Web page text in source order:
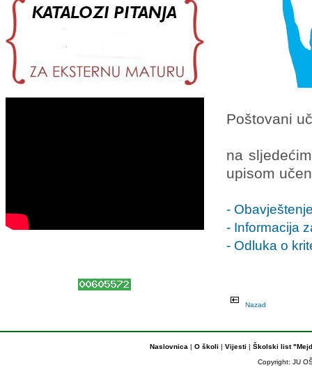
Poštovani
na
upisom
-
- Informacija
- Odluka o
Nazad
Naslovnica | O školi | Vijesti | Školski list
Copyright: JU